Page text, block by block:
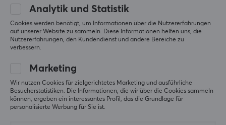
Community
Analytik und Statistik
Cookies werden benötigt, um Informationen über die Nutzererfahrungen
auf unserer Website zu sammeln. Diese Informationen helfen uns, die
Nutzererfahrungen, den Kundendienst und andere Bereiche zu
verbessern.
Marketing
Wir nutzen Cookies für zielgerichtetes Marketing und ausführliche
Besucherstatistiken. Die Informationen, die wir über die Cookies sammeln
können, ergeben ein interessantes Profil, das die Grundlage für
personalisierte Werbung für Sie ist.